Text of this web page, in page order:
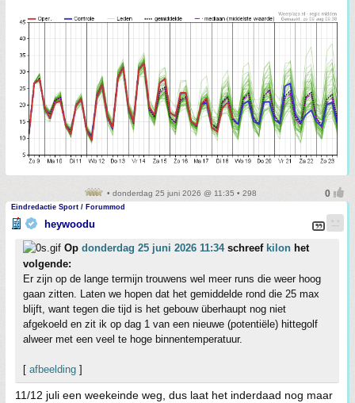
• donderdag 25 juni 2026 @ 11:35 • 298
Eindredactie Sport / Forummod
heywoodu
Op donderdag 25 juni 2026 11:34schreef kilon het
volgende:
Er zijn op de lange termijn trouwens wel meer runs die weer hoog
gaan zitten. Laten we hopen dat het gemiddelde rond die 25 max
blijft, want tegen die tijd is het gebouw überhaupt nog niet
afgekoeld en zit ik op dag 1 van een nieuwe (potentiële) hittegolf
alweer met een veel te hoge binnentemperatuur.
[ afbeelding ]
11/12 juli een weekeinde weg, dus laat het inderdaad nog maar